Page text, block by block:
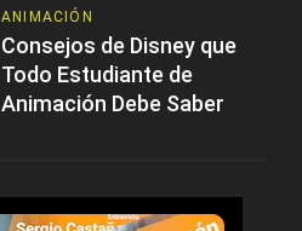
ANIMACIÓN
Consejos de Disney que
Todo Estudiante de
Animación Debe Saber